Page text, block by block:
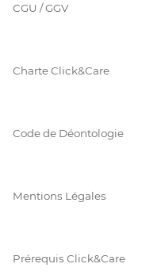
CGU / GGV
Charte Click&Care
Code de Déontologie
Mentions Légales
Prérequis Click&Care